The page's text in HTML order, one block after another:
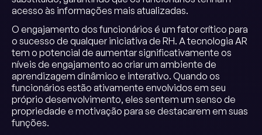
acesso às informações mais atualizadas.
O engajamento dos funcionários é um fator crítico para
o sucesso de qualquer iniciativa de RH. A tecnologia AR
tem o potencial de aumentar significativamente os
níveis de engajamento ao criar um ambiente de
aprendizagem dinâmico e interativo. Quando os
funcionários estão ativamente envolvidos em seu
próprio desenvolvimento, eles sentem um senso de
propriedade e motivação para se destacarem em suas
funções.